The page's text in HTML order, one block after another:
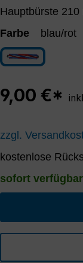
Hauptbürste 210
Farbe
blau/rot
blau/rot
9,00 €*
zzgl.
kostenlose
sofort